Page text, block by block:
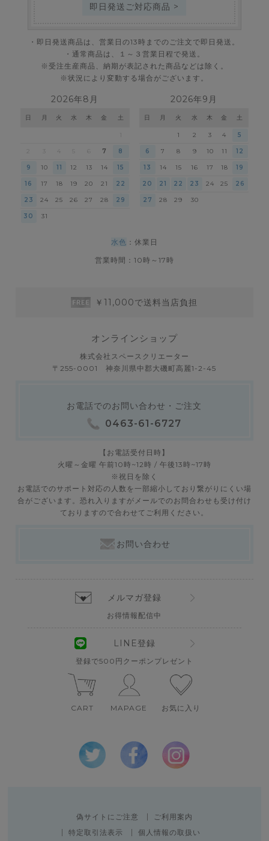
即日発送ご対応商品 >
・即日発送商品は、営業日の13時までのご注文で即日発送。
・通常商品は、１～３営業日程で発送。
※受注生産商品、納期が表記された商品などは除く。
※状況により変動する場合がございます。
2026年8月
日 月 火 水 木 金 土
4 7 8
9 10 11 12 13 14 15
16 17 18 19 20 21 22
23 24 25 26 27 28 29
30 31
2026年9月
日 月 火 水 木 金 土
1 2 3 4 5
6 7 8 9 10 11 12
13 14 15 16 17 18 19
20 21 22 23 24 25 26
27 28 29 30
水色 ：休業日
営業時間：10時～17時
￥11,000で送料当店負担
オンラインショップ
株式会社スペースクリエーター
〒255-0001 神奈川県中郡大磯町高麗1-2-45
お電話でのお問い合わせ・ご注文
0463-61-6727
【お電話受付日時】
火曜～金曜 午前10時~12時 / 午後13時~17時
※祝日を除く
お電話でのサポート対応の人数を一部縮小しており繋がりにくい場
合がございます。恐れ入りますがメールでのお問合わせも受け付け
ておりますので合わせてご利用ください。
お問い合わせ
メルマガ登録
お得情報配信中
LINE登録
登録で500円クーポンプレゼント
CART MAPAGE お気に入り
偽サイトにご注意
ご利用案内
特定取引法表示
個人情報の取扱い